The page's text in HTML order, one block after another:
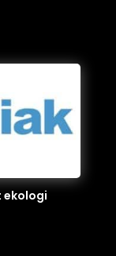
ekologi